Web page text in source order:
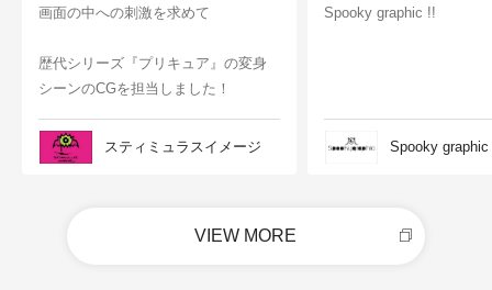
画面の中への刺激を求めて
歴代シリーズ『プリキュア』の変身
シーンのCGを担当しました！
スティミュラスイメージ
Spooky graphic !!
Spooky graphic
VIEW MORE